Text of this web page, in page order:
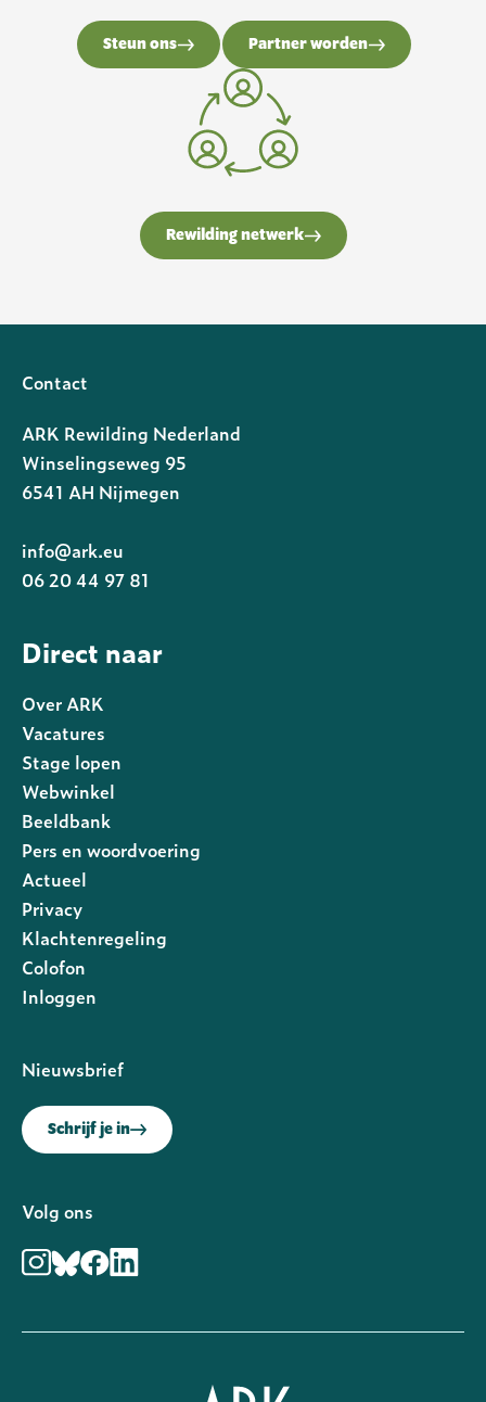
Steun ons Partner worden
Rewilding netwerk
Contact
ARK Rewilding Nederland
Winselingseweg 95
6541 AH Nijmegen
info@ark.eu
06 20 44 97 81
Direct naar
Over ARK
Vacatures
Stage lopen
Webwinkel
Beeldbank
Pers en woordvoering
Footer
rechts
Actueel
Privacy
Klachtenregeling
Colofon
Inloggen
Nieuwsbrief
Schrijf je in
Volg ons